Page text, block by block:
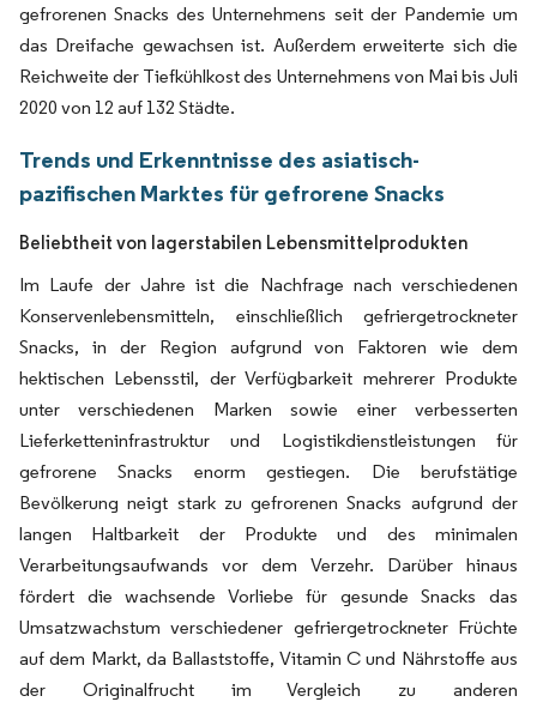
gefrorenen Snacks des Unternehmens seit der Pandemie um
das Dreifache gewachsen ist. Außerdem erweiterte sich die
Reichweite der Tiefkühlkost des Unternehmens von Mai bis Juli
2020 von 12 auf 132 Städte.
Trends und Erkenntnisse des asiatisch-
pazifischen Marktes für gefrorene Snacks
Beliebtheit von lagerstabilen Lebensmittelprodukten
Im Laufe der Jahre ist die Nachfrage nach verschiedenen
Konservenlebensmitteln, einschließlich gefriergetrockneter
Snacks, in der Region aufgrund von Faktoren wie dem
hektischen Lebensstil, der Verfügbarkeit mehrerer Produkte
unter verschiedenen Marken sowie einer verbesserten
Lieferketteninfrastruktur und Logistikdienstleistungen für
gefrorene Snacks enorm gestiegen. Die berufstätige
Bevölkerung neigt stark zu gefrorenen Snacks aufgrund der
langen Haltbarkeit der Produkte und des minimalen
Verarbeitungsaufwands vor dem Verzehr. Darüber hinaus
fördert die wachsende Vorliebe für gesunde Snacks das
Umsatzwachstum verschiedener gefriergetrockneter Früchte
auf dem Markt, da Ballaststoffe, Vitamin C und Nährstoffe aus
der Originalfrucht im Vergleich zu anderen